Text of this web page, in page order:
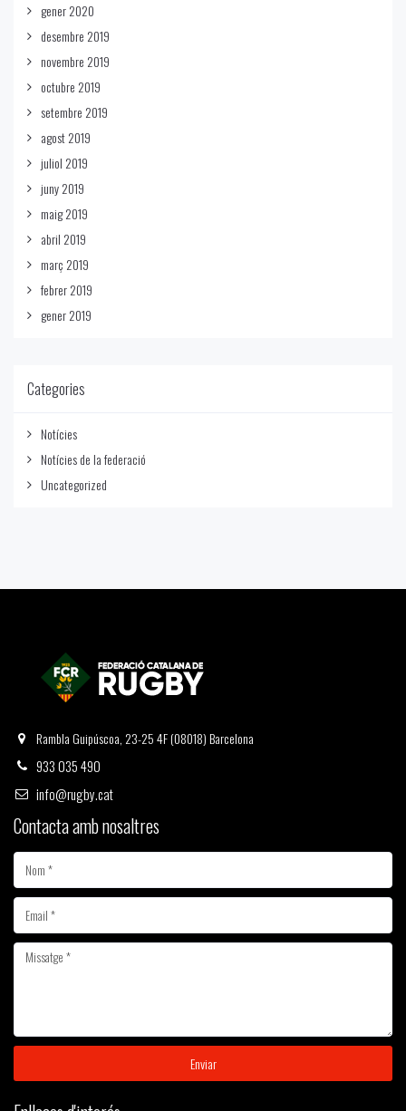
gener 2020
desembre 2019
novembre 2019
octubre 2019
setembre 2019
agost 2019
juliol 2019
juny 2019
maig 2019
abril 2019
març 2019
febrer 2019
gener 2019
Categories
Notícies
Notícies de la federació
Uncategorized
Rambla Guipúscoa, 23-25 4F (08018) Barcelona
933 035 490
info@rugby.cat
Contacta amb nosaltres
Enviar